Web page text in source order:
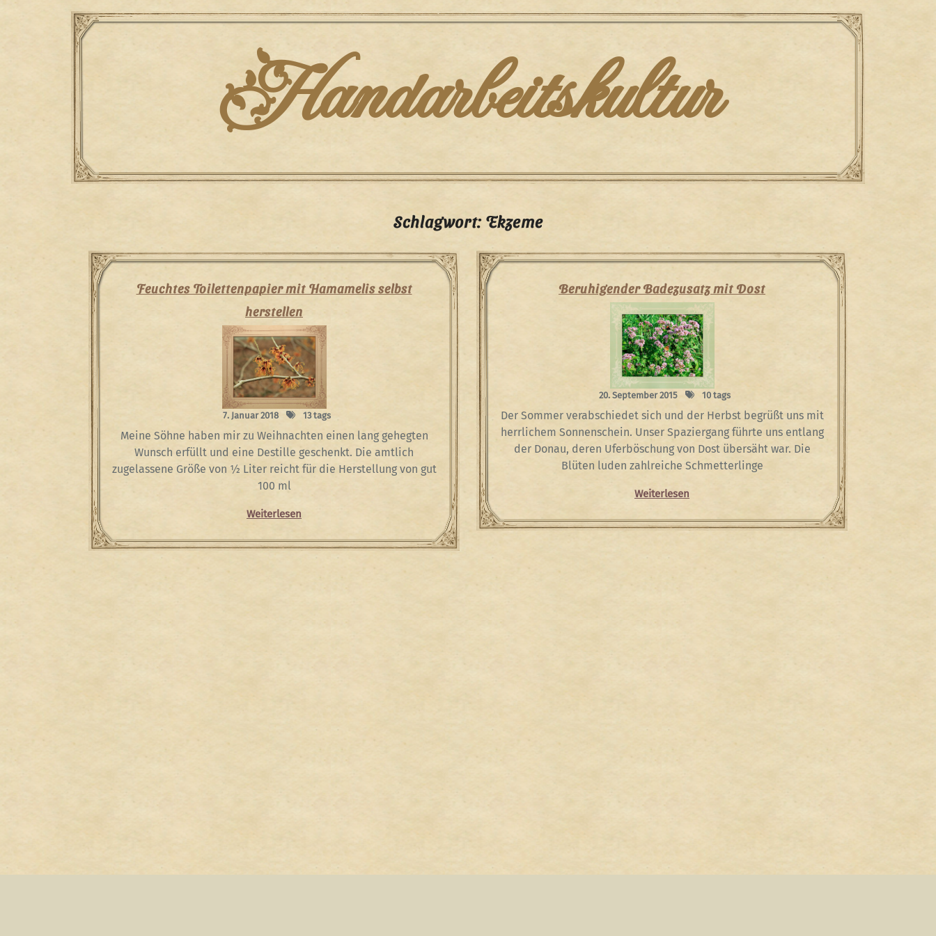
Skip
Handarbeitskultur
Schlagwort: Ekzeme
Feuchtes Toilettenpapier mit Hamamelis selbst
herstellen
7. Januar 2018 13 tags
Meine Söhne haben mir zu Weihnachten einen lang gehegten
Wunsch erfüllt und eine Destille geschenkt. Die amtlich
zugelassene Größe von ½ Liter reicht für die Herstellung von gut
100 ml
Weiterlesen
Beruhigender Badezusatz mit Dost
20. September 2015 10 tags
Der Sommer verabschiedet sich und der Herbst begrüßt uns mit
herrlichem Sonnenschein. Unser Spaziergang führte uns entlang
der Donau, deren Uferböschung von Dost übersäht war. Die
Blüten luden zahlreiche Schmetterlinge
Weiterlesen